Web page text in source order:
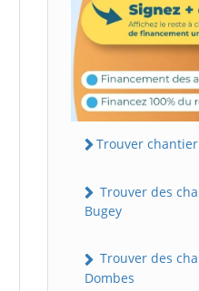
Trouver
Trouver des
Bugey
Trouver des
Dombes